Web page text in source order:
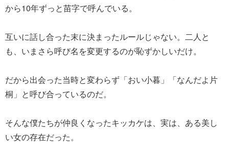
から10年ずっと苗字で呼んでいる。
互いに話し合った末に決まったルールじゃない。二人と
も、いまさら呼び名を変更するのが恥ずかしいだけ。
だから出会った当時と変わらず「おい小暮」「なんだよ片
桐」と呼び合っているのだ。
そんな僕たちが仲良くなったキッカケは、実は、ある美し
い女の存在だった。